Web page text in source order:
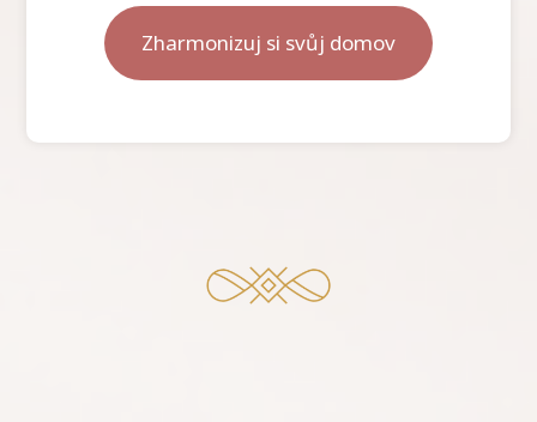
Zharmonizuj si svůj domov